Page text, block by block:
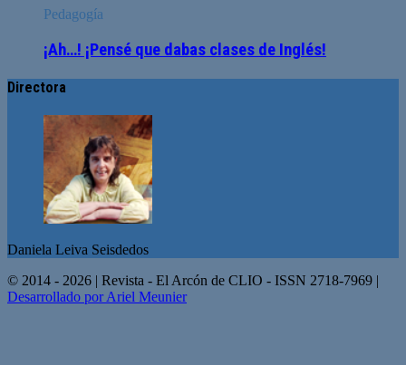
Pedagogía
¡Ah…! ¡Pensé que dabas clases de Inglés!
Directora
Daniela Leiva Seisdedos
© 2014 - 2026 | Revista - El Arcón de CLIO - ISSN 2718-7969 |
Desarrollado por Ariel Meunier